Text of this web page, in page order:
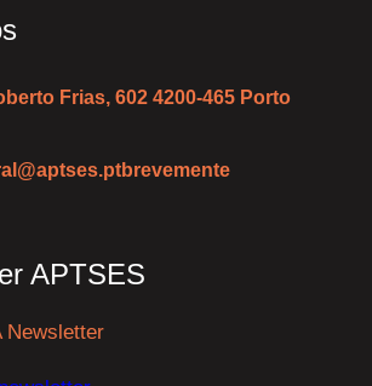
Frias, 602 4200-465 Porto
brevemente
APTSES
Newsletter